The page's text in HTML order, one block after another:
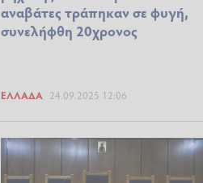
αναβάτες τράπηκαν σε φυγή,
συνελήφθη 20χρονος
ΕΛΛΆΔΑ 24.09.2025 12:06